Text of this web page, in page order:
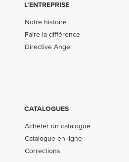
L’ENTREPRISE
Notre histoire
Faire la différence
Directive Angel
CATALOGUES
Acheter un catalogue
Catalogue en ligne
Corrections